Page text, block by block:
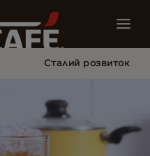
Сталий розвиток